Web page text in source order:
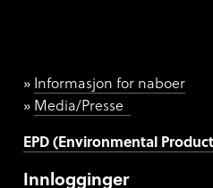
Informasjon for naboer
Media/Presse
EPD (Environmental
Innlogginger